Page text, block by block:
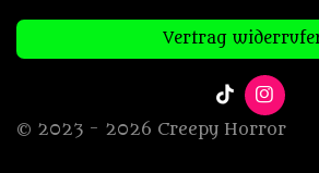
Vertrag
T
i
k
I
n
s
© 2023 - 2026 Creepy Horror